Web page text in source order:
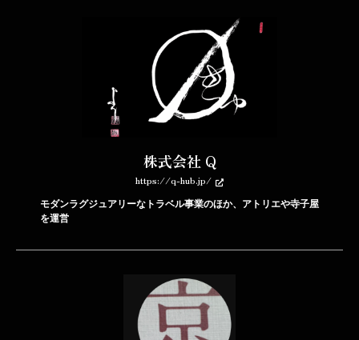
株式会社 Q
https://q-hub.jp/
モダンラグジュアリーなトラベル事業のほか、アトリエや寺子屋
を運営